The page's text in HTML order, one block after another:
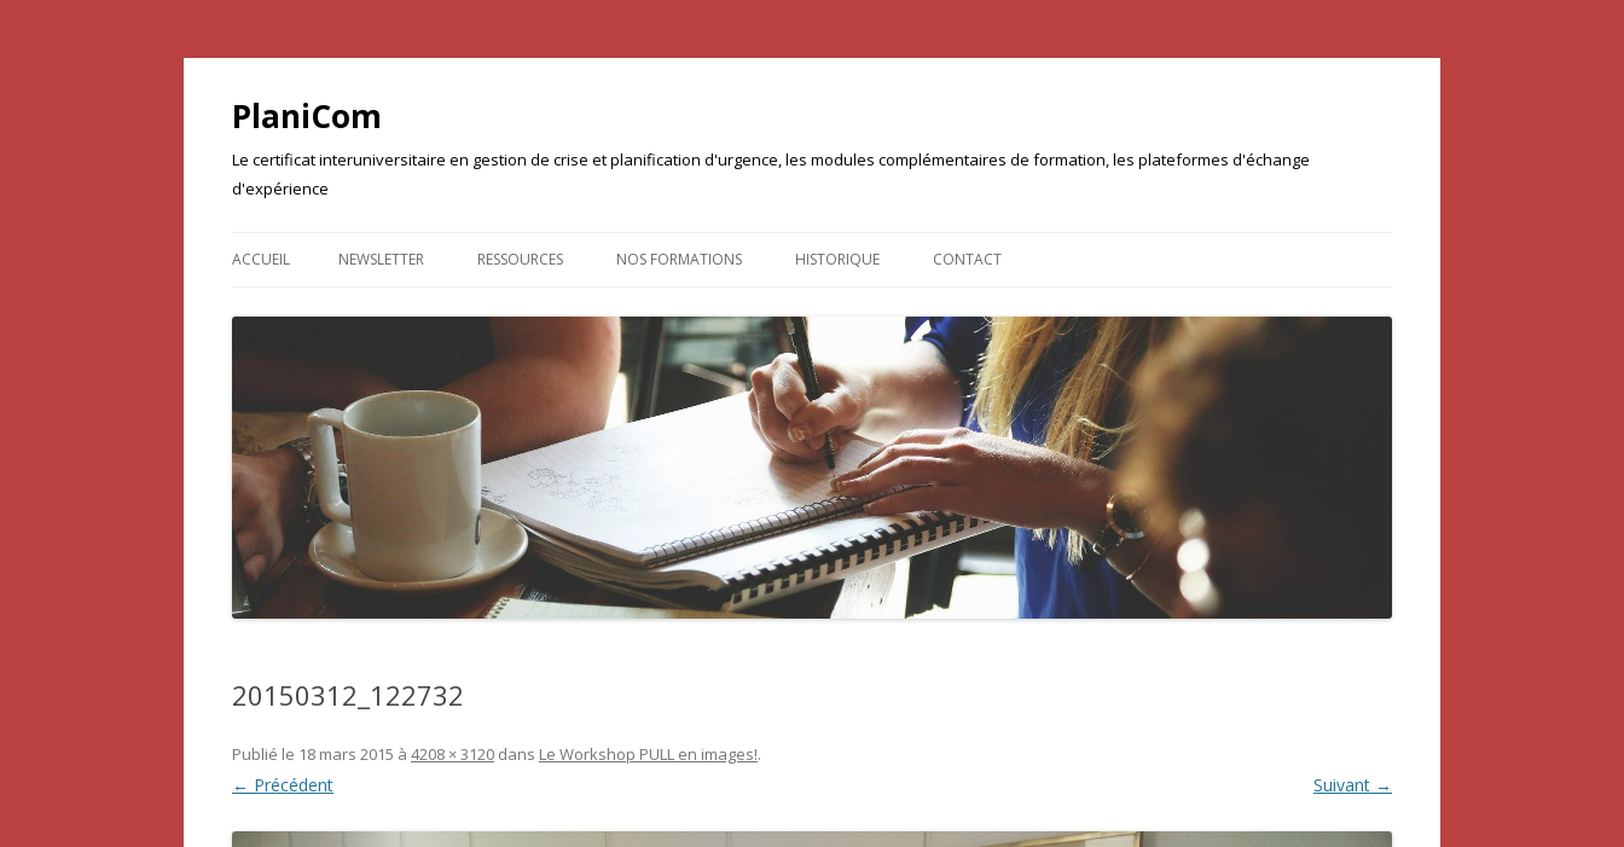
PlaniCom
Le certificat interuniversitaire en gestion de crise et planification d'urgence, les modules complémentaires de formation, les plateformes d'échange
d'expérience
au
contenu
ACCUEIL NEWSLETTER RESSOURCES
PROJET PULL
NOS FORMATIONS
PLANICOM (10ECTS)
CERTIFICAT INTER-UNIVERSITÉS
PLANICRISE (30 ECTS)
HISTORIQUE CONTACT
20150312_122732
Publié le 18 mars 2015 à 4208 × 3120 dans Le Workshop PULL en images!.
← Précédent Suivant →